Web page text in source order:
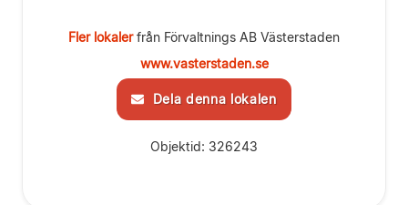
Fler lokalerfrån Förvaltnings AB Västerstaden
www.vasterstaden.se
Dela denna lokalen
Objektid: 326243